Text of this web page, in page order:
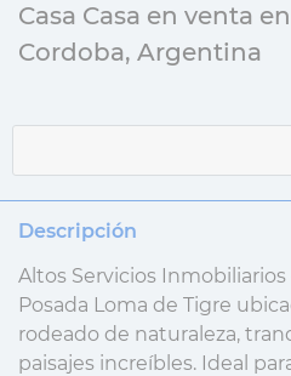
Casa Casa en venta
Cordoba, Argentina
Descripción
Altos Servicios
Posada Loma de Tigre
rodeado de naturaleza,
paisajes increíbles. Ideal